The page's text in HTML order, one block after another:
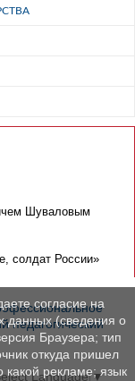
Шуваловым
солдат России»
педагогический
Language▼
согласие на
данных (сведения о
Браузера; тип
откуда пришел
какой рекламе; язык